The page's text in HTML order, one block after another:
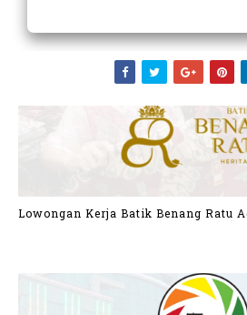
Lowongan Kerja Batik Benang Ratu